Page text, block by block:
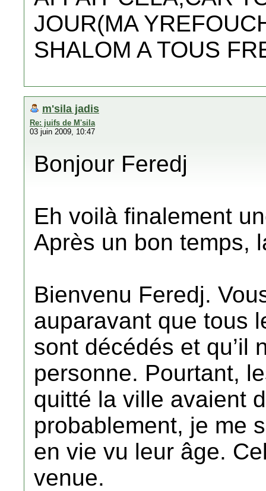
JOUR(MA
SHALOM A TOUS
m'sila jadis
Re: juifs de M'sila
03 juin 2009, 10:47
Bonjour Feredj
Eh voilà finalement
Après un bon temps,
Bienvenu Feredj.
auparavant que tous
sont décédés et qu’il
personne. Pourtant,
quitté la ville avaient
probablement, je me
en vie vu leur âge.
venue.